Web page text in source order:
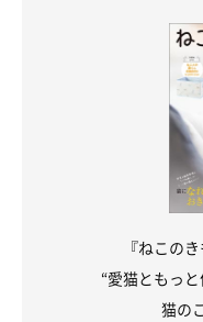
『ねこの
“愛猫ともっ
猫の